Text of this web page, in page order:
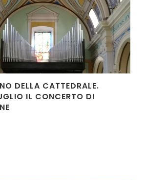
DELLA CATTEDRALE.
IL CONCERTO DI